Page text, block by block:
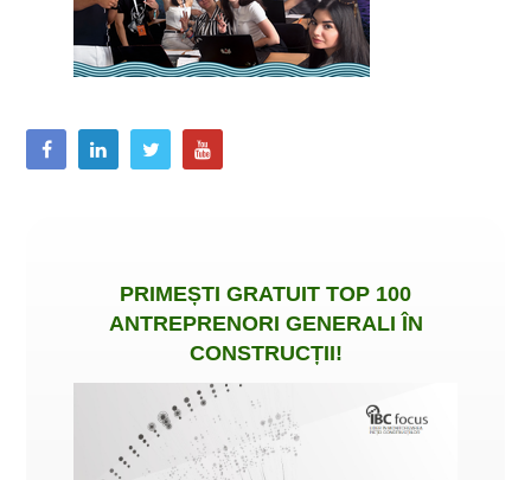
PRIMEȘTI GRATUIT TOP 100
ANTREPRENORI GENERALI ÎN
CONSTRUCȚII!